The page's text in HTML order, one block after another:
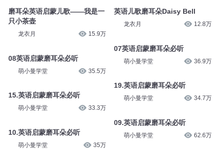
磨耳朵英语启蒙儿歌——我是一
只小茶壶
龙衣月 15.9万
08英语启蒙磨耳朵必听
萌小曼学堂 35.5万
15.英语启蒙磨耳朵必听
萌小曼学堂 33.3万
10.英语启蒙磨耳朵必听
萌小曼学堂 35万
英语儿歌磨耳朵Daisy Bell
龙衣月 12.8万
07英语启蒙磨耳朵必听
萌小曼学堂 36.9万
19.英语启蒙磨耳朵必听
萌小曼学堂 34.7万
09.英语启蒙磨耳朵必听
萌小曼学堂 62.6万